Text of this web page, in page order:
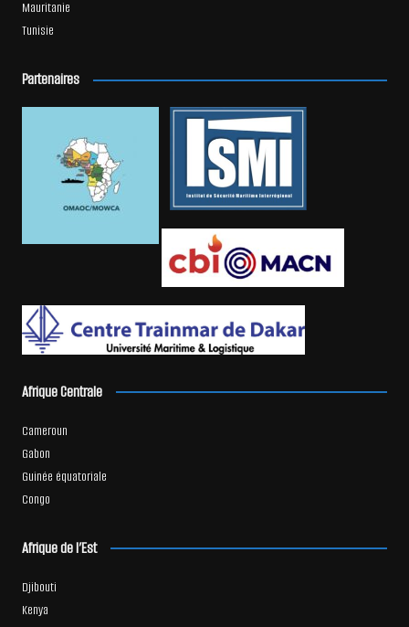
Mauritanie
Tunisie
Partenaires
Afrique Centrale
Cameroun
Gabon
Guinée équatoriale
Congo
Afrique de l’Est
Djibouti
Kenya